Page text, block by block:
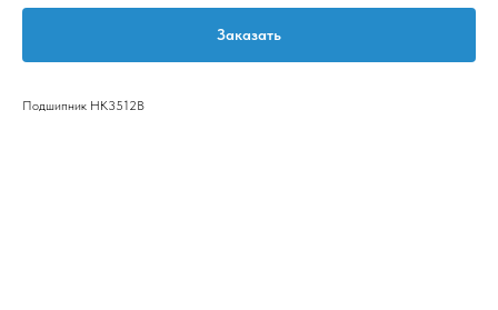
Заказать
Подшипник HK3512B